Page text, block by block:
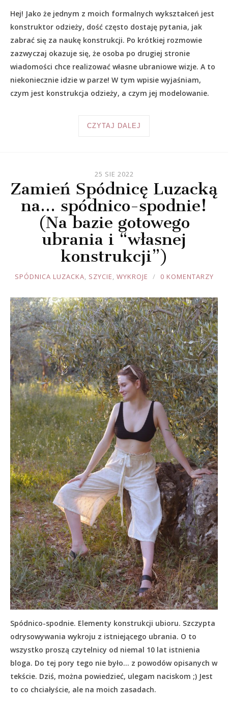
Hej! Jako że jednym z moich formalnych wykształceń jest
konstruktor odzieży, dość często dostaję pytania, jak
zabrać się za naukę konstrukcji. Po krótkiej rozmowie
zazwyczaj okazuje się, że osoba po drugiej stronie
wiadomości chce realizować własne ubraniowe wizje. A to
niekoniecznie idzie w parze! W tym wpisie wyjaśniam,
czym jest konstrukcja odzieży, a czym jej modelowanie.
CZYTAJ DALEJ
25 SIE 2022
Zamień Spódnicę Luzacką
na… spódnico-spodnie!
(Na bazie gotowego
ubrania i “własnej
konstrukcji”)
JOULE
SPÓDNICA LUZACKA, SZYCIE, WYKROJE 0 KOMENTARZY
Spódnico-spodnie. Elementy konstrukcji ubioru. Szczypta
odrysowywania wykroju z istniejącego ubrania. O to
wszystko proszą czytelnicy od niemal 10 lat istnienia
bloga. Do tej pory tego nie było… z powodów opisanych w
tekście. Dziś, można powiedzieć, ulegam naciskom ;) Jest
to co chciałyście, ale na moich zasadach.